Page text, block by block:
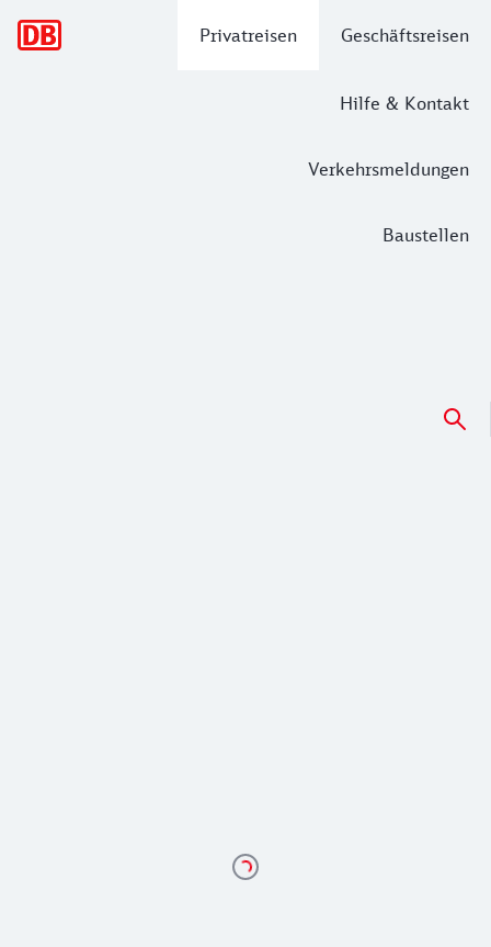
Privatreisen Geschäftsreisen
Hilfe & Kontakt
Verkehrsmeldungen
Baustellen